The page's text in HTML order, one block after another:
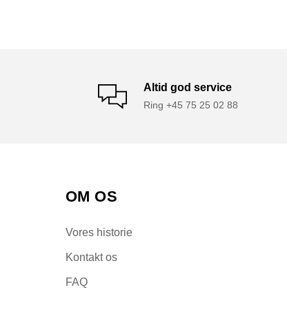
Altid god service
Ring +45 75 25 02 88
OM OS
Vores historie
Kontakt os
FAQ